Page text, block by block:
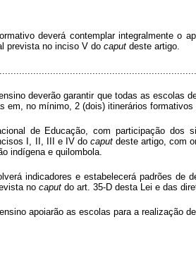
deverá contemplar integralmente o
prevista no inciso V do caput deste artigo.
deverão garantir que todas as escolas
em, no mínimo, 2 (dois) itinerários
de Educação, com participação dos
I, II, III e IV docaput deste artigo, com
indígena e quilombola.
indicadores e estabelecerá padrões de
no caput do art. 35-D desta Lei e das
apoiarão as escolas para a realização